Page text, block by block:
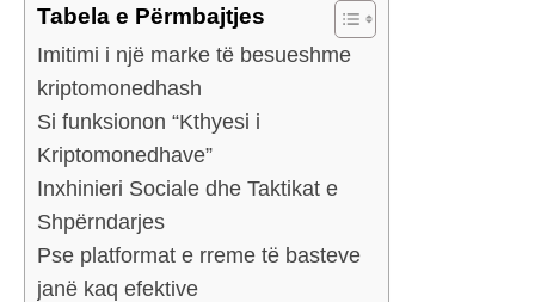
Tabela e Përmbajtjes
Imitimi i një marke të besueshme
kriptomonedhash
Si funksionon “Kthyesi i
Kriptomonedhave”
Inxhinieri Sociale dhe Taktikat e
Shpërndarjes
Pse platformat e rreme të basteve
janë kaq efektive